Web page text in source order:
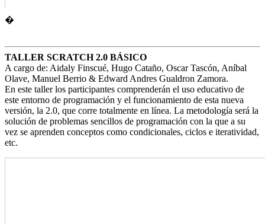
�
TALLER SCRATCH 2.0 BÁSICO
A cargo de: Aidaly Finscué, Hugo Cataño, Oscar Tascón, Aníbal
Olave, Manuel Berrio & Edward Andres Gualdron Zamora.
En este taller los participantes comprenderán el uso educativo de
este entorno de programación y el funcionamiento de esta nueva
versión, la 2.0, que corre totalmente en línea. La metodología será la
solución de problemas sencillos de programación con la que a su
vez se aprenden conceptos como condicionales, ciclos e iteratividad,
etc.